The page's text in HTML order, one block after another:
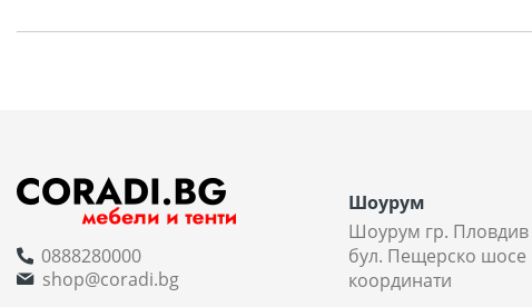
0888280000
shop@coradi.bg
Шоурум
Шоурум гр. Пловдив
бул. Пещерско шосе
координати